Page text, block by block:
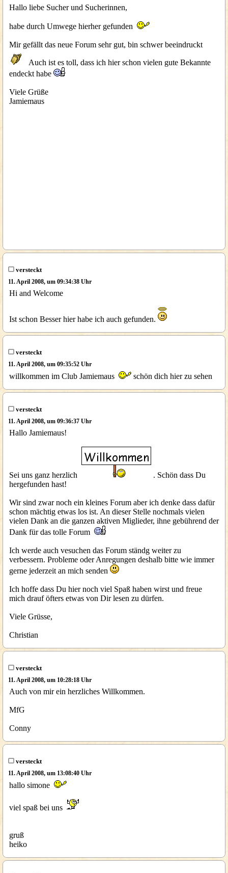
Hallo liebe Sucher und Sucherinnen,
habe durch Umwege hierher gefunden
Mir gefällt das neue Forum sehr gut, bin schwer beeindruckt
Auch ist es toll, dass ich hier schon vielen gute Bekannte
endeckt habe
Viele Grüße
Jamiemaus
versteckt
11. April 2008, um 09:34:38 Uhr
Hi and Welcome
Ist schon Besser hier habe ich auch gefunden.
versteckt
11. April 2008, um 09:35:52 Uhr
willkommen im Club Jamiemaus schön dich hier zu sehen
versteckt
11. April 2008, um 09:36:37 Uhr
Hallo Jamiemaus!
Sei uns ganz herzlich
. Schön dass Du
hergefunden hast!
Wir sind zwar noch ein kleines Forum aber ich denke dass dafür
schon mächtig etwas los ist. An dieser Stelle nochmals vielen
vielen Dank an die ganzen aktiven Miglieder, ihne gebührend der
Dank für das tolle Forum
Ich werde auch vesuchen das Forum ständg weiter zu
verbessern. Probleme oder Anregungen deshalb bitte wie immer
gerne jederzeit an mich senden
Ich hoffe dass Du hier noch viel Spaß haben wirst und freue
mich drauf öfters etwas von Dir lesen zu dürfen.
Viele Grüsse,
Christian
versteckt
11. April 2008, um 10:28:18 Uhr
Auch von mir ein herzliches Willkommen.
MfG
Conny
versteckt
11. April 2008, um 13:08:40 Uhr
hallo simone
viel spaß bei uns
gruß
heiko